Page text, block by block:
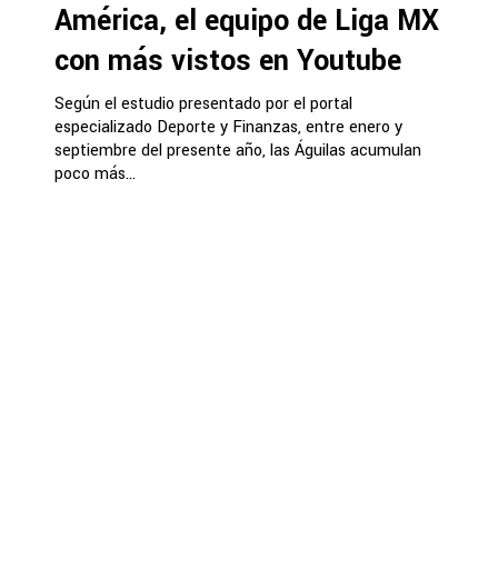
América, el equipo de Liga MX
con más vistos en Youtube
Según el estudio presentado por el portal
especializado Deporte y Finanzas, entre enero y
septiembre del presente año, las Águilas acumulan
poco más...